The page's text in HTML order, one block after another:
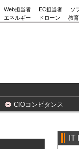
Web担当者 EC担当者
ソ
エネルギー
ドローン 教
CIOコンピタンス
IT